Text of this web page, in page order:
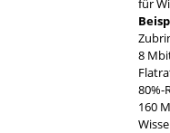
für
8
80%-
160